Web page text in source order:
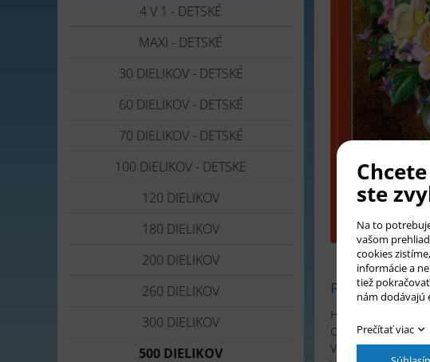
4 V 1 - DETSKÉ
MAXI - DETSKÉ
30 DIELIKOV - DETSKÉ
60 DIELIKOV - DETSKÉ
70 DIELIKOV - DETSKÉ
100 DIELIKOV - DETSKE
120 DIELIKOV
180 DIELIKOV
200 DIELIKOV
260 DIELIKOV
300 DIELIKOV
500 DIELIKOV
Popis tovaru
Hobby puzzle
Obrázok sa
Veľkosť obrázka
ste
Na to
vašom
cookies
informácie a
tiež
nám dodávajú
Prečítať viac